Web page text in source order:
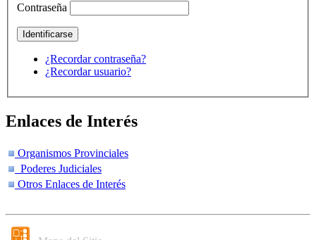
Contraseña
¿Recordar contraseña?
¿Recordar usuario?
Enlaces de Interés
Organismos Provinciales
Poderes Judiciales
Otros Enlaces de Interés